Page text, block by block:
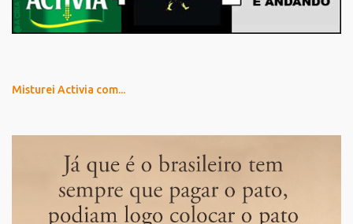
Misturei Activia com...